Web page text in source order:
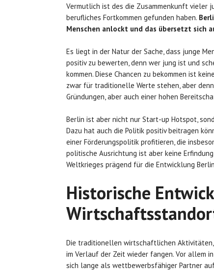
Vermutlich ist des die Zusammenkunft vieler
berufliches Fortkommen gefunden haben.
Menschen anlockt und das übersetzt sich
Es liegt in der Natur der Sache, dass junge
positiv zu bewerten, denn wer jung ist und
kommen. Diese Chancen zu bekommen ist
zwar für traditionelle Werte stehen, aber
Gründungen, aber auch einer hohen
Berlin ist aber nicht nur Start-up Hotspot,
Dazu hat auch die Politik positiv beitragen
einer Förderungspolitik profitieren, die
politische Ausrichtung ist aber keine
Weltkrieges prägend für die Entwicklung
Historische
Die traditionellen wirtschaftlichen
im Verlauf der Zeit wieder fangen. Vor allem
sich lange als wettbewerbsfähiger Partner